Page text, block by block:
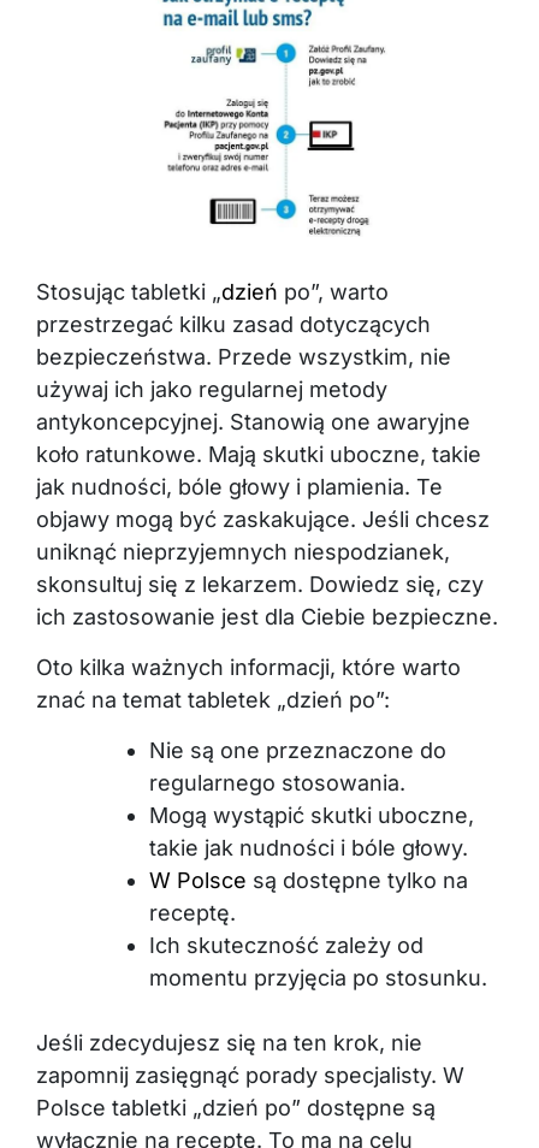
Stosując tabletki „dzień po”, warto
przestrzegać kilku zasad dotyczących
bezpieczeństwa. Przede wszystkim, nie
używaj ich jako regularnej metody
antykoncepcyjnej. Stanowią one awaryjne
koło ratunkowe. Mają skutki uboczne, takie
jak nudności, bóle głowy i plamienia. Te
objawy mogą być zaskakujące. Jeśli chcesz
uniknąć nieprzyjemnych niespodzianek,
skonsultuj się z lekarzem. Dowiedz się, czy
ich zastosowanie jest dla Ciebie bezpieczne.
Oto kilka ważnych informacji, które warto
znać na temat tabletek „dzień po”:
Nie są one przeznaczone do
regularnego stosowania.
Mogą wystąpić skutki uboczne,
takie jak nudności i bóle głowy.
W Polsce są dostępne tylko na
receptę.
Ich skuteczność zależy od
momentu przyjęcia po stosunku.
Jeśli zdecydujesz się na ten krok, nie
zapomnij zasięgnąć porady specjalisty. W
Polsce tabletki „dzień po” dostępne są
wyłącznie na receptę. To ma na celu